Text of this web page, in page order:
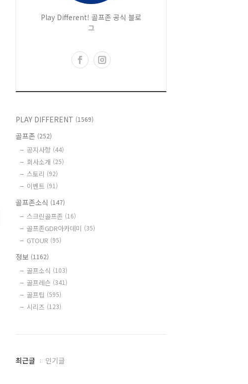
Play Different! 골프존 공식 블로
그
PLAY DIFFERENT (1569)
골프존 (252)
공지사항 (44)
회사소개 (25)
스토리 (92)
이벤트 (91)
골프존소식 (147)
스크린골프존 (16)
골프존GDR아카데미 (35)
GTOUR (95)
정보 (1162)
골프소식 (103)
골프레슨 (341)
골프팁 (595)
시리즈 (123)
최
최근글 인기글